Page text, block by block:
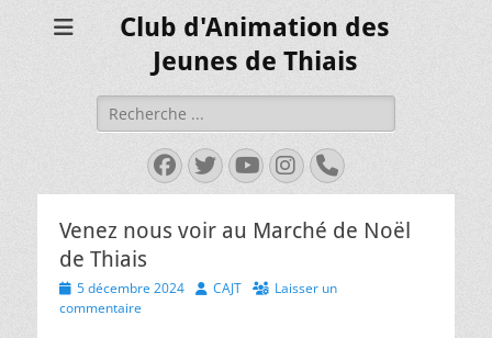
Club d'Animation des
Jeunes de Thiais
Rechercher :
Facebook
Twitter
YouTube
Instagram
Tél
Venez nous voir au Marché de Noël
de Thiais
Posted
on
5 décembre 2024 Author
CAJT
Laisser un
commentaire